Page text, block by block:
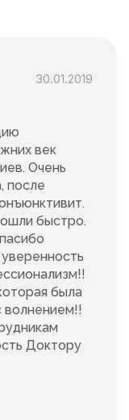
30.01.2019
век
Очень
после
быстро.
была
волнением!!
Доктору